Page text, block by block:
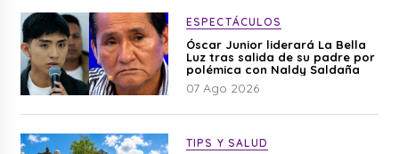
ESPECTÁCULOS
Óscar Junior liderará La Bella
Luz tras salida de su padre por
polémica con Naldy Saldaña
07 Ago 2026
TIPS Y SALUD